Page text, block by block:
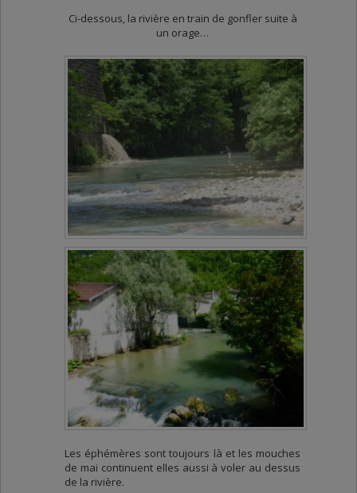
Ci-dessous, la rivière en train de gonfler suite à
un orage…
Les éphémères sont toujours là et les mouches
de mai continuent elles aussi à voler au dessus
de la rivière.